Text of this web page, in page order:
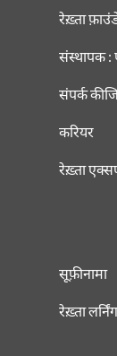
रेख़्ता
संस्थापक :
संपर्क
करियर
रेख़्ता
सूफ़ीनामा
रेख़्ता लर्निंग